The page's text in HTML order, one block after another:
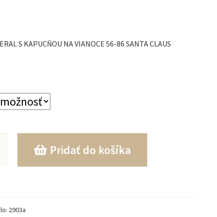
S KAPUCŇOU NA VIANOCE 56-86 SANTA CLAUS
Pridať do košíka
2903a